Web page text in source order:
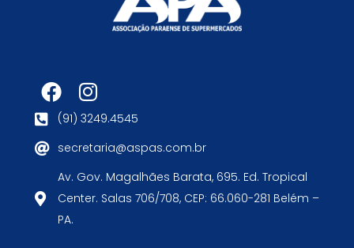
(91) 3249.4545
secretaria@aspas.com.br
Av. Gov. Magalhães Barata, 695. Ed. Tropical
Center. Salas 706/708, CEP: 66.060-281 Belém –
PA.